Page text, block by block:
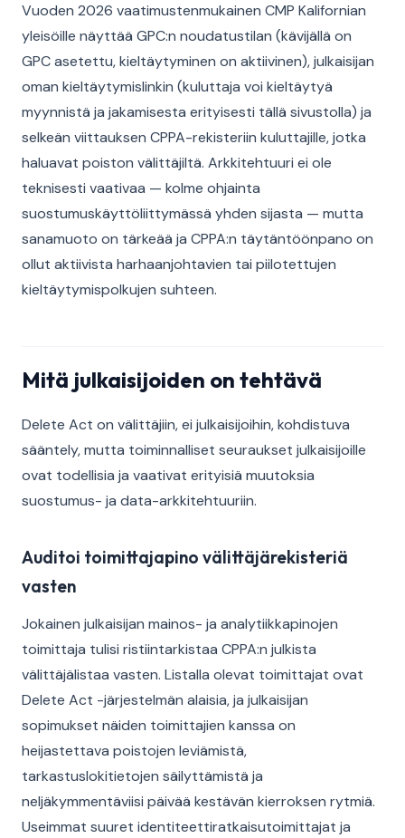
Vuoden 2026 vaatimustenmukainen CMP Kalifornian
yleisöille näyttää GPC:n noudatustilan (kävijällä on
GPC asetettu, kieltäytyminen on aktiivinen), julkaisijan
oman kieltäytymislinkin (kuluttaja voi kieltäytyä
myynnistä ja jakamisesta erityisesti tällä sivustolla) ja
selkeän viittauksen CPPA-rekisteriin kuluttajille, jotka
haluavat poiston välittäjiltä. Arkkitehtuuri ei ole
teknisesti vaativaa — kolme ohjainta
suostumuskäyttöliittymässä yhden sijasta — mutta
sanamuoto on tärkeää ja CPPA:n täytäntöönpano on
ollut aktiivista harhaanjohtavien tai piilotettujen
kieltäytymispolkujen suhteen.
Mitä julkaisijoiden on tehtävä
Delete Act on välittäjiin, ei julkaisijoihin, kohdistuva
sääntely, mutta toiminnalliset seuraukset julkaisijoille
ovat todellisia ja vaativat erityisiä muutoksia
suostumus- ja data-arkkitehtuuriin.
Auditoi toimittajapino välittäjärekisteriä
vasten
Jokainen julkaisijan mainos- ja analytiikkapinojen
toimittaja tulisi ristiintarkistaa CPPA:n julkista
välittäjälistaa vasten. Listalla olevat toimittajat ovat
Delete Act -järjestelmän alaisia, ja julkaisijan
sopimukset näiden toimittajien kanssa on
heijastettava poistojen leviämistä,
tarkastuslokitietojen säilyttämistä ja
neljäkymmentäviisi päivää kestävän kierroksen rytmiä.
Useimmat suuret identiteettiratkaisutoimittajat ja